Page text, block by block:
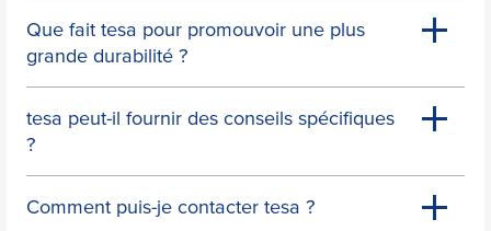
Que fait tesa pour promouvoir une plus
grande durabilité ?
tesa peut-il fournir des conseils spécifiques
?
Comment puis-je contacter tesa ?